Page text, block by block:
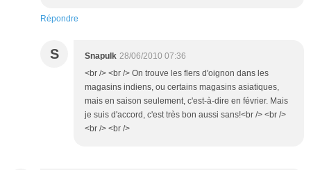
Répondre
S Snapulk 28/06/2010 07:36
<br /> <br /> On trouve les flers d'oignon dans les
magasins indiens, ou certains magasins asiatiques,
mais en saison seulement, c'est-à-dire en février. Mais
je suis d'accord, c'est très bon aussi sans!<br /> <br />
<br /> <br />